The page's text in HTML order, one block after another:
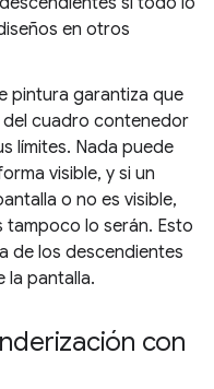
en otros
pintura garantiza que
cuadro contenedor
límites. Nada puede
visible, y si un
o no es visible,
tampoco lo serán. Esto
de los descendientes
la pantalla.
con